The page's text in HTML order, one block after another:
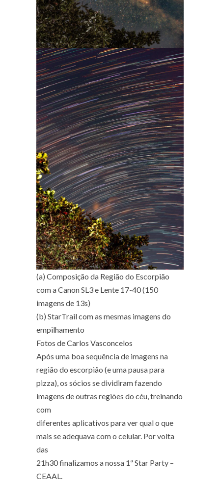
(a) Composição da Região do Escorpião
com a Canon SL3 e Lente 17-40 (150
imagens de 13s)
(b) StarTrail com as mesmas imagens do
empilhamento
Fotos de Carlos Vasconcelos
Após uma boa sequência de imagens na
região do escorpião (e uma pausa para
pizza), os sócios se dividiram fazendo
imagens de outras regiões do céu, treinando
com
diferentes aplicativos para ver qual o que
mais se adequava com o celular. Por volta
das
21h30 finalizamos a nossa 1ª Star Party –
CEAAL.